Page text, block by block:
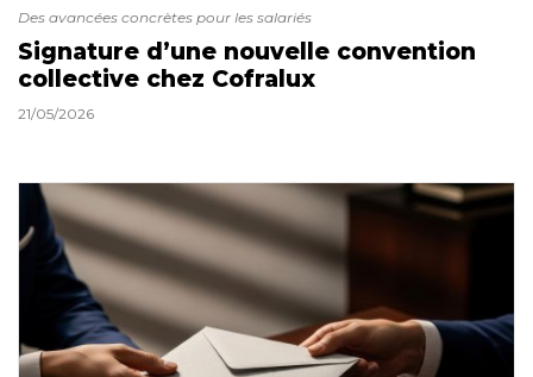
Des avancées concrètes pour les salariés
Signature d’une nouvelle convention
collective chez Cofralux
21/05/2026